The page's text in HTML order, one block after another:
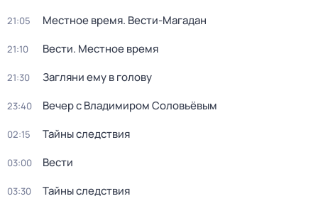
21:05 Местное время. Вести-Магадан
21:10 Вести. Местное время
21:30 Загляни ему в голову
23:40 Вечер с Владимиром Соловьёвым
02:15 Тайны следствия
03:00 Вести
03:30 Тайны следствия